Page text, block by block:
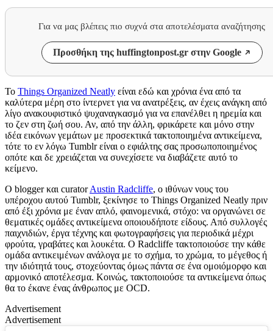
Για να μας βλέπεις πιο συχνά στα αποτελέσματα αναζήτησης
Προσθήκη της huffingtonpost.gr στην Google
Το Things Organized Neatly είναι εδώ και χρόνια ένα από τα
καλύτερα μέρη στο ίντερνετ για να ανατρέξεις, αν έχεις ανάγκη από
λίγο ανακουφιστικό ψυχαναγκασμό για να επανέλθει η ηρεμία και
το ζεν στη ζωή σου. Αν, από την άλλη, φρικάρετε και μόνο στην
ιδέα εικόνων γεμάτων με προσεκτικά τακτοποιημένα αντικείμενα,
τότε το εν λόγω Tumblr είναι ο εφιάλτης σας προσωποποιημένος
οπότε και δε χρειάζεται να συνεχίσετε να διαβάζετε αυτό το
κείμενο.
Ο blogger και curatorAustin Radcliffe, ο ιθύνων νους του
υπέροχου αυτού Tumblr, ξεκίνησε το Things Organized Neatly πριν
από έξι χρόνια με έναν απλό, φαινομενικά, στόχο: να οργανώνει σε
θεματικές ομάδες αντικείμενα οποιουδήποτε είδους. Από συλλογές
παιχνιδιών, έργα τέχνης και φωτογραφήσεις για περιοδικά μέχρι
φρούτα, γραβάτες και λουκέτα. Ο Radcliffe τακτοποιούσε την κάθε
ομάδα αντικειμένων ανάλογα με το σχήμα, το χρώμα, το μέγεθος ή
την ιδιότητά τους, στοχεύοντας όμως πάντα σε ένα ομοιόμορφο και
αρμονικό αποτέλεσμα. Κοινώς, τακτοποιούσε τα αντικείμενα όπως
θα το έκανε ένας άνθρωπος με OCD.
Advertisement
Advertisement